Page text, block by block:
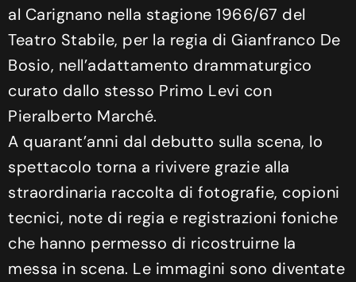
al Carignano nella stagione 1966/67 del
Teatro Stabile, per la regia di Gianfranco De
Bosio, nell’adattamento drammaturgico
curato dallo stesso Primo Levi con
Pieralberto Marché.
A quarant’anni dal debutto sulla scena, lo
spettacolo torna a rivivere grazie alla
straordinaria raccolta di fotografie, copioni
tecnici, note di regia e registrazioni foniche
che hanno permesso di ricostruirne la
messa in scena. Le immagini sono diventate